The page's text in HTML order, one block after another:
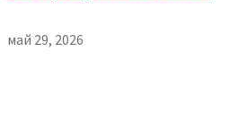
май 29, 2026